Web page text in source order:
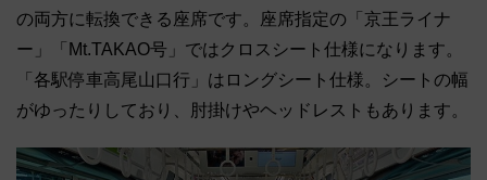
の両方に転換できる座席です。座席指定の「京王ライナ
ー」「Mt.TAKAO号」ではクロスシート仕様になります。
「各駅停車高尾山口行」はロングシート仕様。シートの幅
がゆったりしており、肘掛けやヘッドレストもあります。